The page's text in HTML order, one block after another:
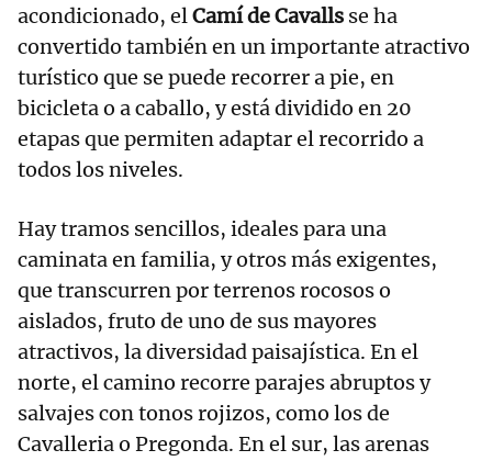
acondicionado, elCamí de Cavalls se ha
convertido también en un importante atractivo
turístico que se puede recorrer a pie, en
bicicleta o a caballo, y está dividido en 20
etapas que permiten adaptar el recorrido a
todos los niveles.
Hay tramos sencillos, ideales para una
caminata en familia, y otros más exigentes,
que transcurren por terrenos rocosos o
aislados, fruto de uno de sus mayores
atractivos, la diversidad paisajística. En el
norte, el camino recorre parajes abruptos y
salvajes con tonos rojizos, como los de
Cavalleria o Pregonda. En el sur, las arenas